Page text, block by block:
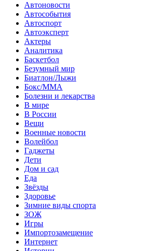
Автоновости
Автособытия
Автоспорт
Автоэксперт
Актеры
Аналитика
Баскетбол
Безумный мир
Биатлон/Лыжи
Бокс/MMA
Болезни и лекарства
В мире
В России
Вещи
Военные новости
Волейбол
Гаджеты
Дети
Дом и сад
Еда
Звёзды
Здоровье
Зимние виды спорта
ЗОЖ
Игры
Импортозамещение
Интернет